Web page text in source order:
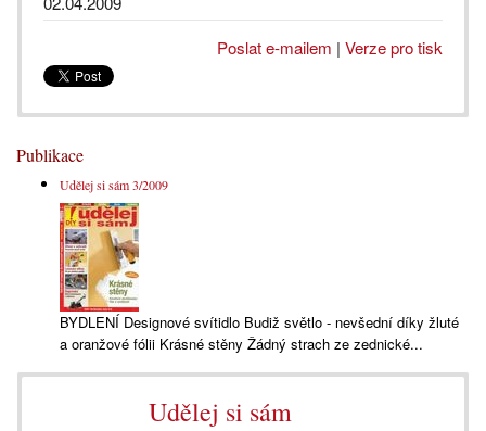
Poslat e-mailem | Verze pro tisk
Publikace
Udělej si sám 3/2009
BYDLENÍ Designové svítidlo Budiž světlo - nevšední díky žluté
a oranžové fólii Krásné stěny Žádný strach ze zednické...
Udělej si sám